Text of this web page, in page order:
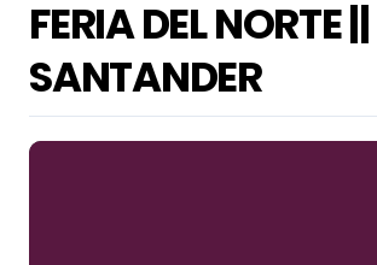
FERIA DEL NORTE ||
SANTANDER